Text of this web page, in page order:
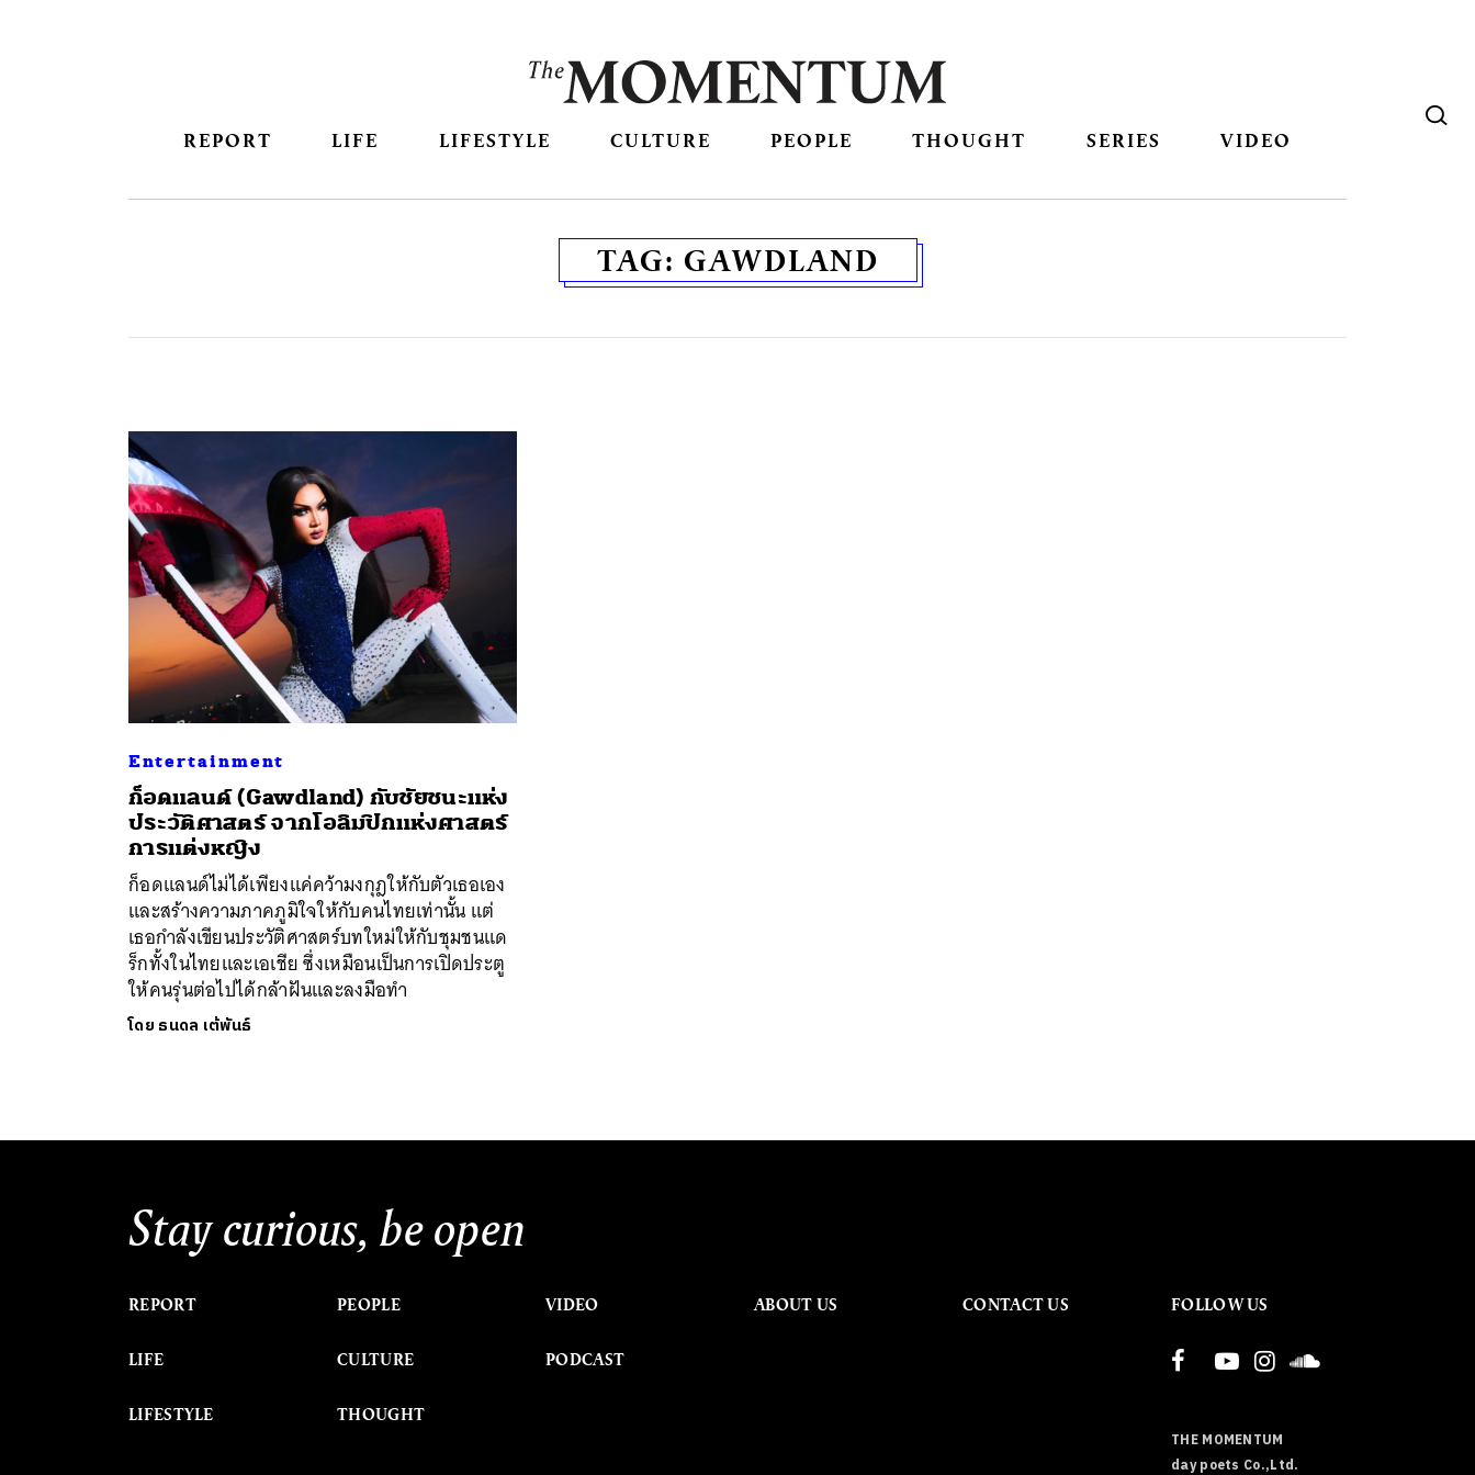
REPORT LIFE LIFESTYLE CULTURE PEOPLE THOUGHT SERIES VIDEO
TAG: GAWDLAND
Entertainment
ก็อดแลนด์ (Gawdland) กับชัยชนะแห่ง
ประวัติศาสตร์ จากโอลิมปิกแห่งศาสตร์
การแต่งหญิง
ก็อดแลนด์ไม่ได้เพียงแค่คว้ามงกุฎให้กับตัวเธอเอง
และสร้างความภาคภูมิใจให้กับคนไทยเท่านั้น แต่
เธอกำลังเขียนประวัติศาสตร์บทใหม่ให้กับชุมชนแด
ร็กทั้งในไทยและเอเชีย ซึ่งเหมือนเป็นการเปิดประตู
ให้คนรุ่นต่อไปได้กล้าฝันและลงมือทำ
โดย ธนดล เต้พันธ์
Stay curious, be open
REPORT
LIFE
LIFESTYLE
PEOPLE
CULTURE
THOUGHT
VIDEO
PODCAST
ABOUT US CONTACT US FOLLOW US
THE MOMENTUM
day poets Co.,Ltd.